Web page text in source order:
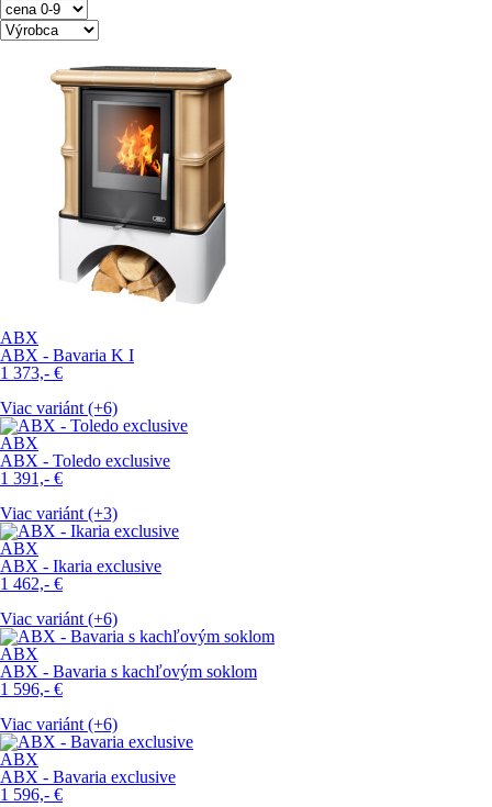
ABX
ABX - Bavaria K I
1 373,- €
Viac variánt (+6)
ABX
ABX - Toledo exclusive
1 391,- €
Viac variánt (+3)
ABX
ABX - Ikaria exclusive
1 462,- €
Viac variánt (+6)
ABX
ABX - Bavaria s kachľovým soklom
1 596,- €
Viac variánt (+6)
ABX
ABX - Bavaria exclusive
1 596,- €